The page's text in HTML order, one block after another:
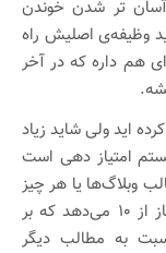
آسان تر شدن خوندن
وظیفه‌ی اصلیش راه
هم داره که در آخر
اید ولی شاید زیاد
امتیاز دهی است
وبلاگ‌ها یا هر چیز
دیگری که خوراک (feed) داشته باشه یک امتیاز از ۱۰ می‌دهد که بر
به مطالب دیگر